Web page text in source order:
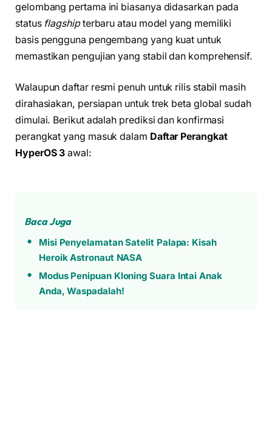
gelombang pertama ini biasanya didasarkan pada
status flagshipterbaru atau model yang memiliki
basis pengguna pengembang yang kuat untuk
memastikan pengujian yang stabil dan komprehensif.
Walaupun daftar resmi penuh untuk rilis stabil masih
dirahasiakan, persiapan untuk trek beta global sudah
dimulai. Berikut adalah prediksi dan konfirmasi
perangkat yang masuk dalam Daftar Perangkat
HyperOS 3 awal:
Baca Juga
Misi Penyelamatan Satelit Palapa: Kisah
Heroik Astronaut NASA
Modus Penipuan Kloning Suara Intai Anak
Anda, Waspadalah!